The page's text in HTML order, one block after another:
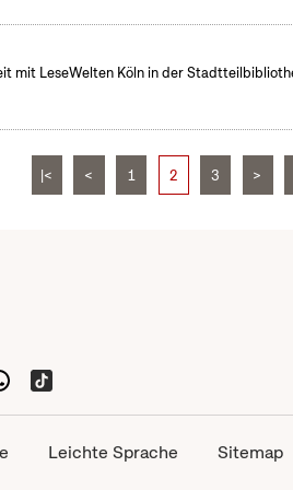
mit LeseWelten Köln in der
|< < 1 2 3 >
Leichte Sprache Sitemap